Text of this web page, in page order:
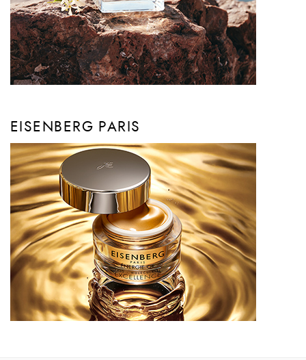
EISENBERG PARIS